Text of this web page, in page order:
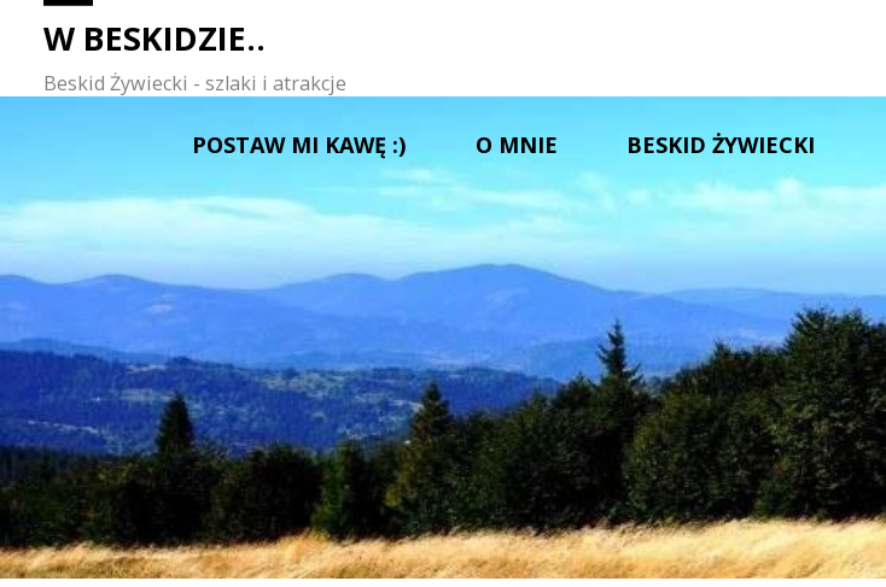
W BESKIDZIE..
Beskid Żywiecki - szlaki i atrakcje
Przejdź
do
treści
POSTAW MI KAWĘ :) O MNIE BESKID ŻYWIECKI